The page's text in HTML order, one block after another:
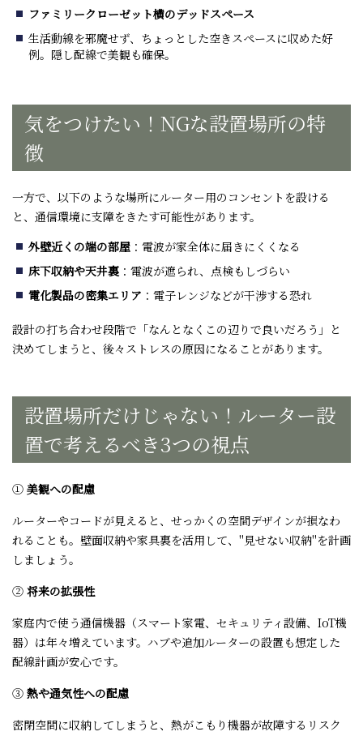
ファミリークローゼット横のデッドスペース
生活動線を邪魔せず、ちょっとした空きスペースに収めた好
例。隠し配線で美観も確保。
気をつけたい！ NGな設置場所の特
徴
一方で、以下のような場所にルーター用のコンセントを設ける
と、通信環境に支障をきたす可能性があります。
外壁近くの端の部屋 ：電波が家全体に届きにくくなる
床下収納や天井裏 ：電波が遮られ、点検もしづらい
電化製品の密集エリア ：電子レンジなどが干渉する恐れ
設計の打ち合わせ段階で「なんとなくこの辺りで良いだろう」と
決めてしまうと、後々ストレスの原因になることがあります。
設置場所だけじゃない！ルーター設
置で考えるべき3つの視点
① 美観への配慮
ルーターやコードが見えると、せっかくの空間デザインが損なわ
れることも。壁面収納や家具裏を活用して、 "見せない収納"を計画
しましょう。
② 将来の拡張性
家庭内で使う通信機器（スマート家電、セキュリティ設備、 IoT機
器）は年々増えています。ハブや追加ルーターの設置も想定した
配線計画が安心です。
③ 熱や通気性への配慮
密閉空間に収納してしまうと、熱がこもり機器が故障するリスク